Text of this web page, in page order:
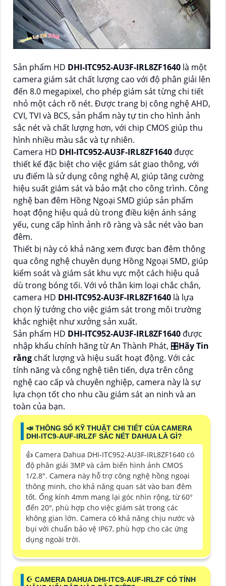
Sản phẩm HD DHI-ITC952-AU3F-IRL8ZF1640 là một
camera giám sát chất lượng cao với độ phân giải lên
đến 8.0 megapixel, cho phép giám sát từng chi tiết
nhỏ một cách rõ nét. Được trang bị công nghệ AHD,
CVI, TVI và BCS, sản phẩm này tự tin cho hình ảnh
sắc nét và chất lượng hơn, với chip CMOS giúp thu
hình nhiều màu sắc và tự nhiên.
Camera HD DHI-ITC952-AU3F-IRL8ZF1640 được
thiết kế đặc biệt cho việc giám sát giao thông, với
ưu điểm là sử dụng công nghệ AI, giúp tăng cường
hiệu suất giám sát và bảo mật cho công trình. Công
nghệ ban đêm Hồng Ngoại SMD giúp sản phẩm
hoạt động hiệu quả dù trong điều kiện ánh sáng
yếu, cung cấp hình ảnh rõ ràng và sắc nét vào ban
đêm.
Thiết bị này có khả năng xem được ban đêm thông
qua công nghệ chuyên dụng Hồng Ngoại SMD, giúp
kiểm soát và giám sát khu vực một cách hiệu quả
dù trong bóng tối. Với vỏ thân kim loại chắc chắn,
camera HD DHI-ITC952-AU3F-IRL8ZF1640 là lựa
chọn lý tưởng cho việc giám sát trong môi trường
khắc nghiệt như xưởng sản xuất.
Sản phẩm HD DHI-ITC952-AU3F-IRL8ZF1640 được
nhập khẩu chính hãng từ An Thành Phát, 🎛Hãy Tin
rằng chất lượng và hiệu suất hoạt động. Với các
tính năng và công nghệ tiên tiến, dựa trên công
nghệ cao cấp và chuyên nghiệp, camera này là sự
lựa chọn tốt cho nhu cầu giám sát an ninh và an
toàn của bạn.
📣 THÔNG SỐ KỸ THUẬT CHI TIẾT CỦA CAMERA
DHI-ITC9-AUF-IRLZF SẮC NÉT DAHUA LÀ GÌ?
👍 Camera Dahua DHI-ITC952-AU3F-IRL8ZF1640 có
độ phân giải 3MP và cảm biến hình ảnh CMOS
1/2.8". Camera này hỗ trợ công nghệ hồng ngoại
thông minh, cho khả năng quan sát vào ban đêm
tốt. Ống kính 4mm mang lại góc nhìn rộng, từ 60°
đến 20°, phù hợp cho việc giám sát trong các
không gian lớn. Camera có khả năng chịu nước và
bụi với chuẩn bảo vệ IP67, phù hợp cho các ứng
dụng ngoài trời.
☪ CAMERA DAHUA DHI-ITC9-AUF-IRLZF CÓ TÍNH